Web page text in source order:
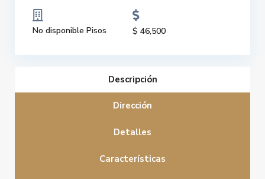
No disponible Pisos $ 46,500
Descripción
Dirección
Detalles
Características